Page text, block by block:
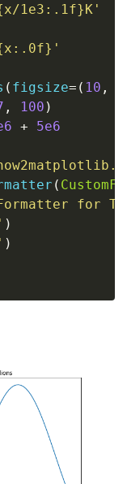
x/1e3 : .1f}K'
x : .0f} '
( figsize= ( 10 ,
, 100 )
+ 5e6
(
for
)
)